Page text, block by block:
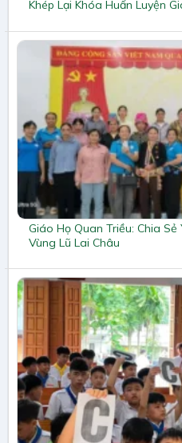
Khép Lại Khóa Huấn Luyện
Giáo Họ Quan Triều: Chia
Vùng Lũ Lai Châu